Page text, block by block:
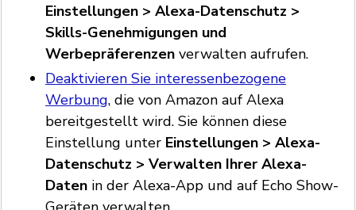
Einstellungen > Alexa-Datenschutz >
Skills-Genehmigungen und
Werbepräferenzen verwalten aufrufen.
Deaktivieren Sie interessenbezogene
Werbung, die von Amazon auf Alexa
bereitgestellt wird. Sie können diese
Einstellung unter Einstellungen > Alexa-
Datenschutz > Verwalten Ihrer Alexa-
Daten in der Alexa-App und auf Echo Show-